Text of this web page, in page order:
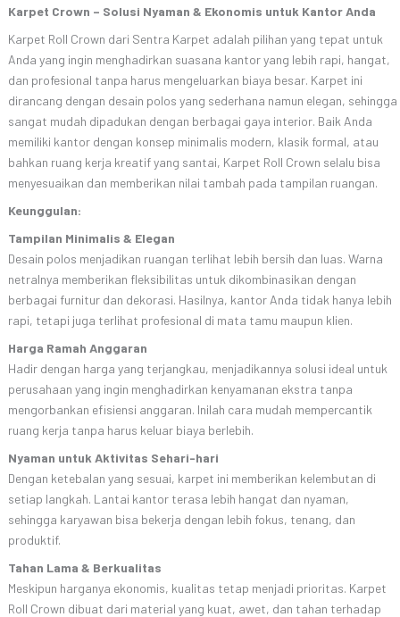
Karpet Crown – Solusi Nyaman & Ekonomis untuk Kantor Anda
Karpet Roll Crown dari Sentra Karpet adalah pilihan yang tepat untuk
Anda yang ingin menghadirkan suasana kantor yang lebih rapi, hangat,
dan profesional tanpa harus mengeluarkan biaya besar. Karpet ini
dirancang dengan desain polos yang sederhana namun elegan, sehingga
sangat mudah dipadukan dengan berbagai gaya interior. Baik Anda
memiliki kantor dengan konsep minimalis modern, klasik formal, atau
bahkan ruang kerja kreatif yang santai, Karpet Roll Crown selalu bisa
menyesuaikan dan memberikan nilai tambah pada tampilan ruangan.
Keunggulan:
Tampilan Minimalis & Elegan
Desain polos menjadikan ruangan terlihat lebih bersih dan luas. Warna
netralnya memberikan fleksibilitas untuk dikombinasikan dengan
berbagai furnitur dan dekorasi. Hasilnya, kantor Anda tidak hanya lebih
rapi, tetapi juga terlihat profesional di mata tamu maupun klien.
Harga Ramah Anggaran
Hadir dengan harga yang terjangkau, menjadikannya solusi ideal untuk
perusahaan yang ingin menghadirkan kenyamanan ekstra tanpa
mengorbankan efisiensi anggaran. Inilah cara mudah mempercantik
ruang kerja tanpa harus keluar biaya berlebih.
Nyaman untuk Aktivitas Sehari-hari
Dengan ketebalan yang sesuai, karpet ini memberikan kelembutan di
setiap langkah. Lantai kantor terasa lebih hangat dan nyaman,
sehingga karyawan bisa bekerja dengan lebih fokus, tenang, dan
produktif.
Tahan Lama & Berkualitas
Meskipun harganya ekonomis, kualitas tetap menjadi prioritas. Karpet
Roll Crown dibuat dari material yang kuat, awet, dan tahan terhadap